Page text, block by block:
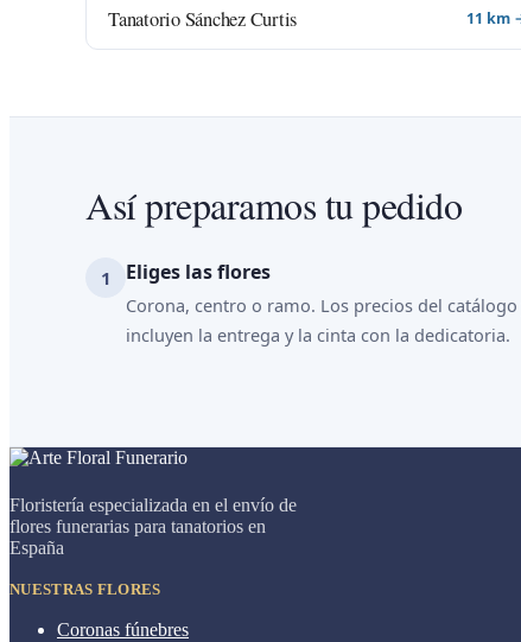
Tanatorio Sánchez Curtis 11 km
Así preparamos tu pedido
Eliges las flores
Corona, centro o ramo. Los precios del catálogo
incluyen la entrega y la cinta con la dedicatoria.
Floristería especializada en el envío de
flores funerarias para tanatorios en
España
NUESTRAS FLORES
Coronas fúnebres